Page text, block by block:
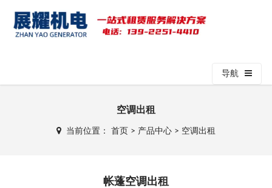
导航
空调出租
当前位置： 首页 > 产品中心> 空调出租
帐蓬空调出租